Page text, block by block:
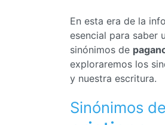
En esta era de la
esencial para saber
sinónimos de
exploraremos los
y nuestra escritura.
Sinónimos